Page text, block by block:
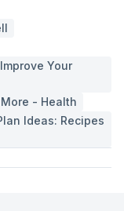
Your
- Health
Ideas: Recipes